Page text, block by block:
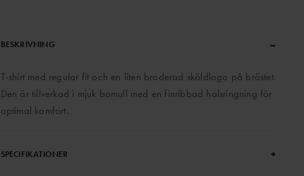
BESKRIVNING –
T-shirt med regular fit och en liten broderad sköldlogo på bröstet.
Den är tillverkad i mjuk bomull med en finribbad halsringning för
optimal komfort.
SPECIFIKATIONER +